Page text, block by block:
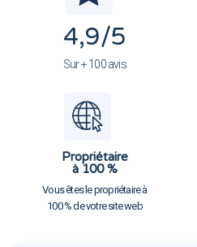
4,9/5
Sur + 100 avis
Propriétaire
à 100 %
Vous êtes le propriétaire à
100 % de votre site web